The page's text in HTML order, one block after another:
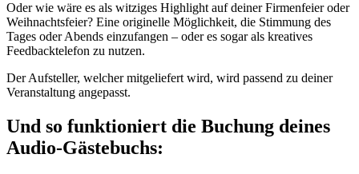
Oder wie wäre es als witziges Highlight auf deiner Firmenfeier oder
Weihnachtsfeier? Eine originelle Möglichkeit, die Stimmung des
Tages oder Abends einzufangen – oder es sogar als kreatives
Feedbacktelefon zu nutzen.
Der Aufsteller, welcher mitgeliefert wird, wird passend zu deiner
Veranstaltung angepasst.
Und so funktioniert die Buchung deines
Audio-Gästebuchs: